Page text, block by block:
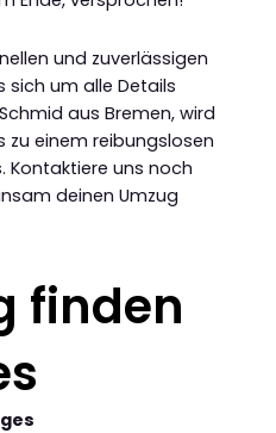
und zuverlässigen
sich um alle Details
aus Bremen, wird
zu einem reibungslosen
Kontaktiere uns noch
deinen Umzug
finden